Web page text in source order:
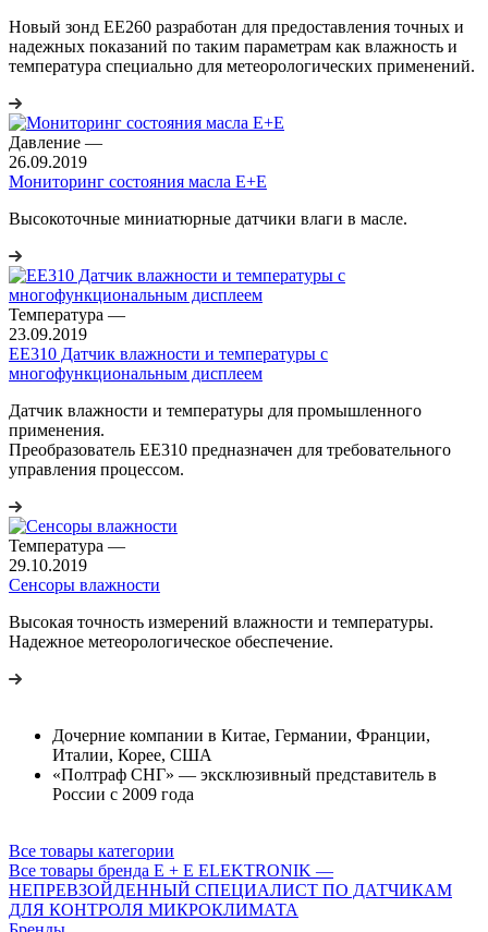
Новый зонд EE260 разработан для предоставления точных и
надежных показаний по таким параметрам как влажность и
температура специально для метеорологических применений.
Давление —
26.09.2019
Мониторинг состояния масла E+E
Высокоточные миниатюрные датчики влаги в масле.
Температура —
23.09.2019
EE310 Датчик влажности и температуры с
многофункциональным дисплеем
Датчик влажности и температуры для промышленного
применения.
Преобразователь EE310 предназначен для требовательного
управления процессом.
Температура —
29.10.2019
Сенсоры влажности
Высокая точность измерений влажности и температуры.
Надежное метеорологическое обеспечение.
Дочерние компании в Китае, Германии, Франции,
Италии, Корее, США
«Полтраф СНГ» — эксклюзивный представитель в
России с 2009 года
Все товары категории
Все товары бренда E + E ELEKTRONIK —
НЕПРЕВЗОЙДЕННЫЙ СПЕЦИАЛИСТ ПО ДАТЧИКАМ
ДЛЯ КОНТРОЛЯ МИКРОКЛИМАТА